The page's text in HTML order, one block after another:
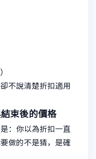
不說清楚折扣適用
束後的價格
：你以為折扣一直
做的不是猜，是確